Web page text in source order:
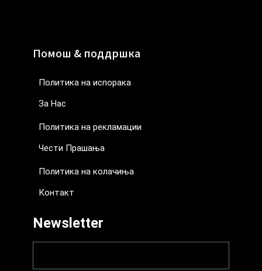
Помош & поддршка
Политика на испорака
За Нас
Политика на рекламации
Чести Прашања
Политика на колачиња
Контакт
Newsletter